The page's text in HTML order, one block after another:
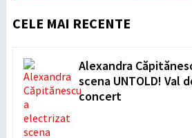
CELE MAI RECENTE
Alexandra
scena UNTOLD! Val
concert